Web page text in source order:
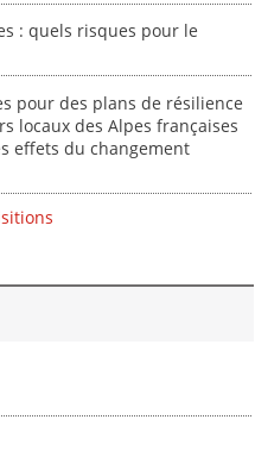
: quels risques pour le
pour des plans de résilience
locaux des Alpes françaises
effets du changement